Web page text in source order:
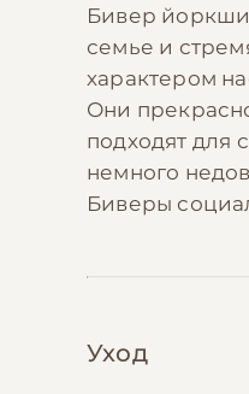
Бивер
семье и
характером
Они
подходят для
немного
Биверы
Уход